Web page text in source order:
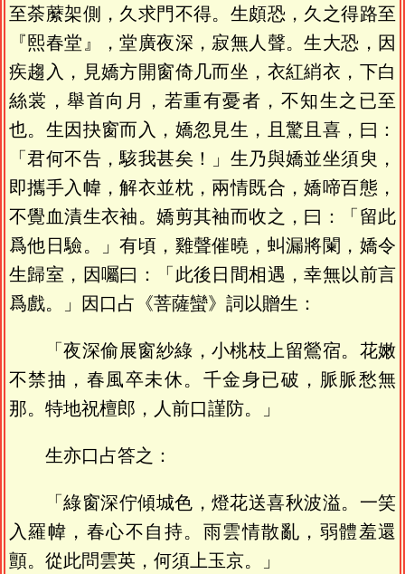
至荼䕷架側，久求門不得。生頗恐，久之得路至
『熙春堂』，堂廣夜深，寂無人聲。生大恐，因
疾趨入，見嬌方開窗倚几而坐，衣紅綃衣，下白
絲裳，舉首向月，若重有憂者，不知生之已至
也。生因抉窗而入，嬌忽見生，且驚且喜，曰：
「君何不告，駭我甚矣！」生乃與嬌並坐須臾，
即攜手入幃，解衣並枕，兩情既合，嬌啼百態，
不覺血漬生衣袖。嬌剪其袖而收之，曰：「留此
爲他日驗。」有頃，雞聲催曉，虯漏將闌，嬌令
生歸室，因囑曰：「此後日間相遇，幸無以前言
爲戲。」因口占《菩薩蠻》詞以贈生：
「夜深偷展窗紗綠，小桃枝上留鶯宿。花嫩
不禁抽，春風卒未休。千金身已破，脈脈愁無
那。特地祝檀郎，人前口謹防。」
生亦口占答之：
「綠窗深佇傾城色，燈花送喜秋波溢。一笑
入羅幃，春心不自持。雨雲情散亂，弱體羞還
顫。從此問雲英，何須上玉京。」